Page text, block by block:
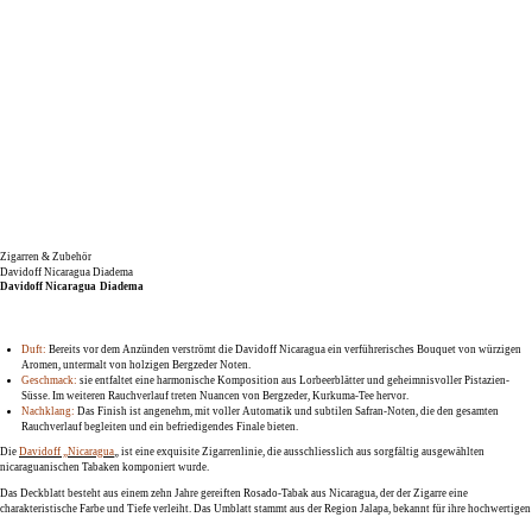
Zigarren & Zubehör
Davidoff Nicaragua Diadema
Davidoff Nicaragua Diadema
Duft: Bereits vor dem Anzünden verströmt die Davidoff Nicaraguaein verführerisches Bouquet von würzigen
Aromen , untermalt von holzigen BergzederNoten
Geschmack: sie entfaltet eine harmonische Komposition aus Lorbeerblätterund geheimnisvoller Pistazien-
Süsse. Im weiteren Rauchverlauf treten Nuancen von Bergzeder, Kurkuma-Teehervor.
Nachklang: Das Finish istangenehm, mit voller Automatik und subtilen Safran-Noten , die den gesamten
Rauchverlauf begleiten und ein befriedigendes Finalebieten.
Die Davidoff „Nicaragua„ ist eine exquisite Zigarrenlinie, die ausschliesslich aus sorgfältig ausgewählten
nicaraguanischen Tabaken komponiert wurde.
Das Deckblatt besteht aus einem zehn Jahre gereiften Rosado-Tabak aus Nicaragua, der der Zigarre eine
charakteristische Farbe und Tiefe verleiht. Das Umblatt stammt aus der Region Jalapa, bekannt für ihre hochwertigen